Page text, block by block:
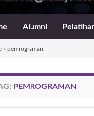
Alumni
» pemrograman
PEMROGRAMAN